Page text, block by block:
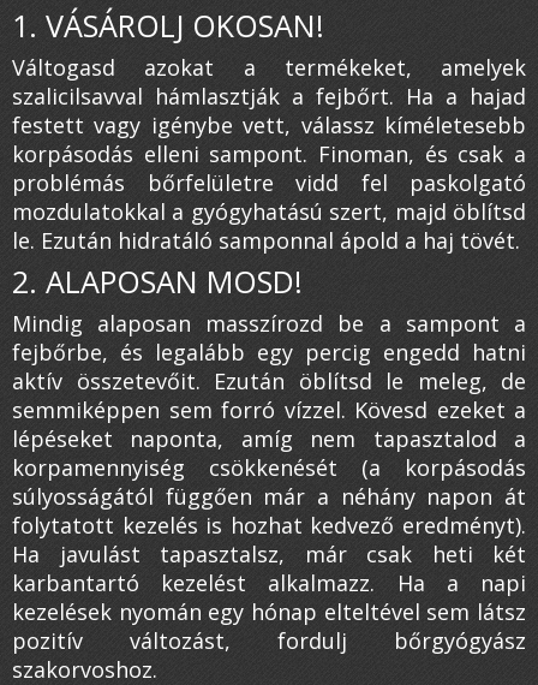
1. VÁSÁROLJ OKOSAN!
Váltogasd azokat a termékeket, amelyek
szalicilsavval hámlasztják a fejbőrt. Ha a hajad
festett vagy igénybe vett, válassz kíméletesebb
korpásodás elleni sampont. Finoman, és csak a
problémás bőrfelületre vidd fel paskolgató
mozdulatokkal a gyógyhatású szert, majd öblítsd
le. Ezután hidratáló samponnal ápold a haj tövét.
2. ALAPOSAN MOSD!
Mindig alaposan masszírozd be a sampont a
fejbőrbe, és legalább egy percig engedd hatni
aktív összetevőit. Ezután öblítsd le meleg, de
semmiképpen sem forró vízzel. Kövesd ezeket a
lépéseket naponta, amíg nem tapasztalod a
korpamennyiség csökkenését (a korpásodás
súlyosságától függően már a néhány napon át
folytatott kezelés is hozhat kedvező eredményt).
Ha javulást tapasztalsz, már csak heti két
karbantartó kezelést alkalmazz. Ha a napi
kezelések nyomán egy hónap elteltével sem látsz
pozitív változást, fordulj bőrgyógyász
szakorvoshoz.